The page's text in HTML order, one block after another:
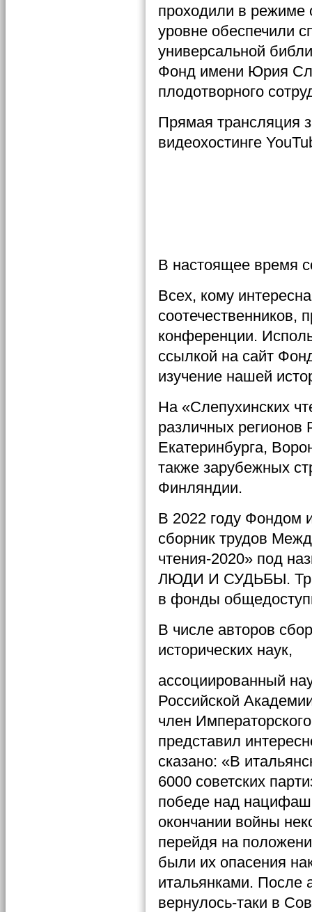
проходили в режиме
уровне обеспечили
универсальной
Фонд имени Юрия
плодотворного
Прямая трансляция
видеохостинге
В настоящее время
Всех, кому
соотечественников,
конференции.
ссылкой на сайт
изучение нашей
На «Слепухинских
различных регионов
Екатеринбурга,
также зарубежных
Финляндии.
В 2022 году Фондом
сборник трудов
чтения-2020» под
ЛЮДИ И СУДЬБЫ.
в фонды
В числе авторов
исторических наук,
ассоциированный
Российской
член
представил
сказано: «В
6000 советских
победе над
окончании войны
перейдя на
были их опасения
итальянками. После
вернулось-таки в